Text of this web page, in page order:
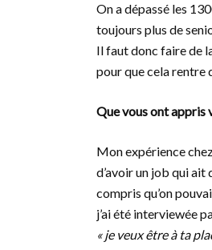
On a dépassé les
toujours plus de
Il faut donc faire de
pour que cela rentre
Que vous ont appris
Mon expérience
d’avoir un job qui ait
compris qu’on
j’ai été interviewée
« je veux être à ta